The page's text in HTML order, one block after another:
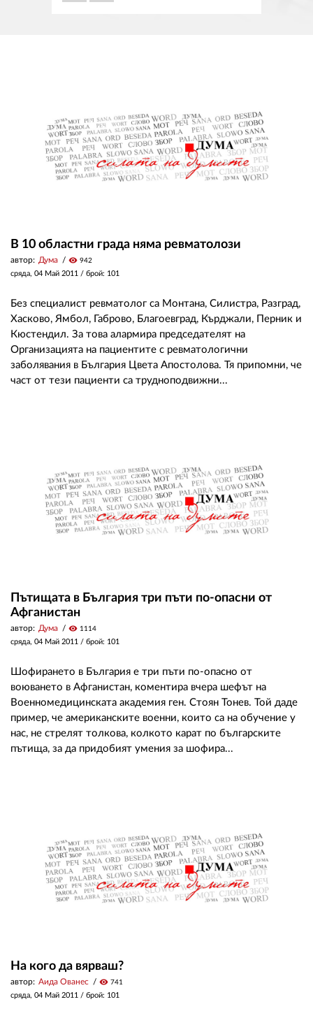
В 10 областни града няма ревматолози
автор: Дума visibility 942
сряда, 04 Май 2011 / брой: 101
Без специалист ревматолог са Монтана, Силистра, Разград,
Хасково, Ямбол, Габрово, Благоевград, Кърджали, Перник и
Кюстендил. За това алармира председателят на
Организацията на пациентите с ревматологични
заболявания в България Цвета Апостолова. Тя припомни, че
част от тези пациенти са трудноподвижни...
Пътищата в България три пъти по-опасни от
Афганистан
автор: Дума visibility 1114
сряда, 04 Май 2011 / брой: 101
Шофирането в България е три пъти по-опасно от
воюването в Афганистан, коментира вчера шефът на
Военномедицинската академия ген. Стоян Тонев. Той даде
пример, че американските военни, които са на обучение у
нас, не стрелят толкова, колкото карат по българските
пътища, за да придобият умения за шофира...
На кого да вярваш?
автор: Аида Ованес visibility 741
сряда, 04 Май 2011 / брой: 101